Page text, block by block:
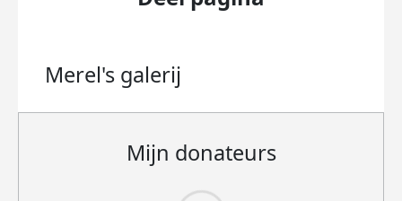
Merel's galerij
Mijn donateurs